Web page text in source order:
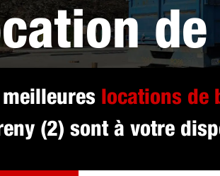
de
meilleures locations de
(2) sont à votre